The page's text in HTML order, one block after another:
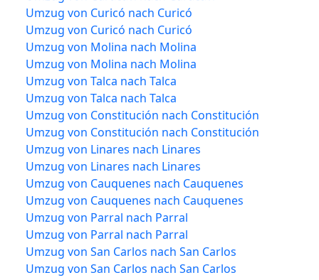
Umzug von Curicó nach Curicó
Umzug von Curicó nach Curicó
Umzug von Molina nach Molina
Umzug von Molina nach Molina
Umzug von Talca nach Talca
Umzug von Talca nach Talca
Umzug von Constitución nach Constitución
Umzug von Constitución nach Constitución
Umzug von Linares nach Linares
Umzug von Linares nach Linares
Umzug von Cauquenes nach Cauquenes
Umzug von Cauquenes nach Cauquenes
Umzug von Parral nach Parral
Umzug von Parral nach Parral
Umzug von San Carlos nach San Carlos
Umzug von San Carlos nach San Carlos